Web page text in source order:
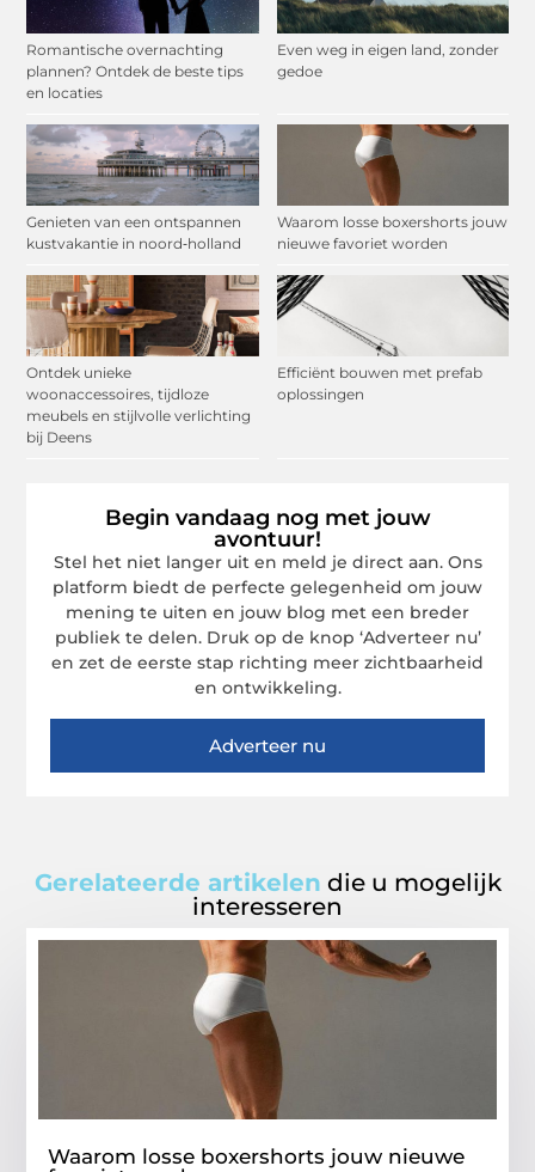
Romantische overnachting
plannen? Ontdek de beste tips
en locaties
Even weg in eigen land, zonder
gedoe
Genieten van een ontspannen
kustvakantie in noord‑holland
Waarom losse boxershorts jouw
nieuwe favoriet worden
Ontdek unieke
woonaccessoires, tijdloze
meubels en stijlvolle verlichting
bij Deens
Efficiënt bouwen met prefab
oplossingen
Begin vandaag nog met jouw
avontuur!
Stel het niet langer uit en meld je direct aan. Ons
platform biedt de perfecte gelegenheid om jouw
mening te uiten en jouw blog met een breder
publiek te delen. Druk op de knop ‘Adverteer nu’
en zet de eerste stap richting meer zichtbaarheid
en ontwikkeling.
Adverteer nu
Gerelateerde artikelen die u mogelijk
interesseren
Waarom losse boxershorts jouw nieuwe